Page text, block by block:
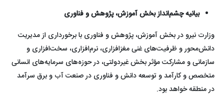
بیانیه چشم‌انداز بخش آموزش، پژوهش و فناوری
وزارت نیرو در بخش آموزش، پژوهش و فناوری با برخورداری از مدیریت
دانش‌محور و ظرفیت‌های غنی مغز‌افزاری، نرم‌افزاری، سخت‌افزاری و
سازمانی و مشارکت مؤثر بخش غیردولتی‌، در حوزه‌های سرمایه‌های انسانی
متخصص و کارآمد و توسعه دانش و فناوری در صنعت آب و برق سرآمد
در منطقه خواهد بود‌.